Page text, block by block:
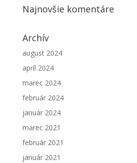
Najnovšie komentáre
Archív
august 2024
apríl 2024
marec 2024
február 2024
január 2024
marec 2021
február 2021
január 2021